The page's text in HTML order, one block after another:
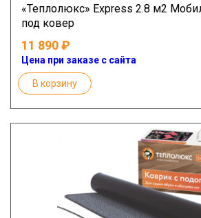
«Теплолюкс» Express 2.8 м2
под ковер
11 890
Цена при заказе с сайта
В корзину